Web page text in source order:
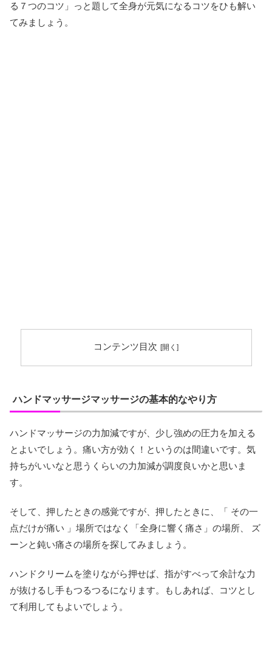
る７つのコツ」っと題して全身が元気になるコツをひも解い
てみましょう。
コンテンツ目次
ハンドマッサージマッサージの基本的なやり方
ハンドマッサージの力加減ですが、少し強めの圧力を加える
とよいでしょう。痛い方が効く！というのは間違いです。気
持ちがいいなと思うくらいの力加減が調度良いかと思いま
す。
そして、押したときの感覚ですが、押したときに、「 その一
点だけが痛い 」場所ではなく「全身に響く痛さ」の場所、 ズ
ーンと鈍い痛さの場所を探してみましょう。
ハンドクリームを塗りながら押せば、指がすべって余計な力
が抜けるし手もつるつるになります。もしあれば、コツとし
て利用してもよいでしょう。